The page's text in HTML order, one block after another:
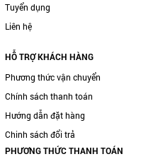
Tuyển dụng
Liên hệ
HỖ TRỢ KHÁCH HÀNG
Phương thức vận chuyển
Chính sách thanh toán
Hướng dẫn đặt hàng
Chinh sách đổi trả
PHƯƠNG THỨC THANH TOÁN